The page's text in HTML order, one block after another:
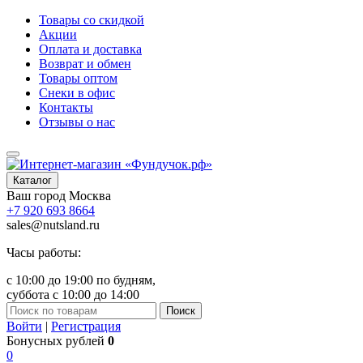
Товары со скидкой
Акции
Оплата и доставка
Возврат и обмен
Товары оптом
Снеки в офис
Контакты
Отзывы о нас
Каталог
Ваш город Москва
+7 920 693 8664
sales@nutsland.ru
Часы работы:
с 10:00 до 19:00 по будням,
суббота с 10:00 до 14:00
Поиск
Войти | Регистрация
Бонусных рублей 0
0